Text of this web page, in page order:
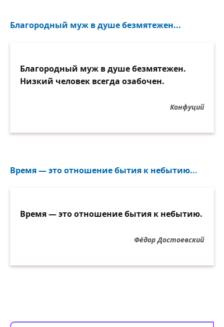
Благородный муж в душе безмятежен...
Благородный муж в душе безмятежен.
Низкий человек всегда озабочен.
Конфуций
Время — это отношение бытия к небытию...
Время — это отношение бытия к небытию.
Фёдор Достоевский